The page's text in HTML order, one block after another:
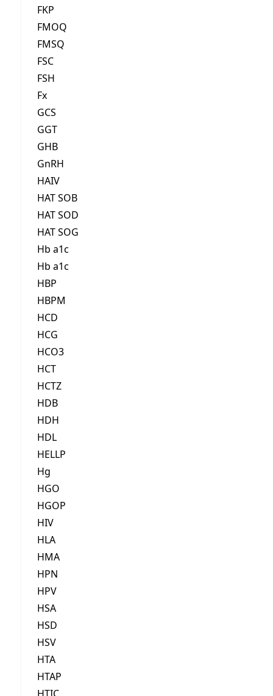
FKP
FMOQ
FMSQ
FSC
FSH
Fx
GCS
GGT
GHB
GnRH
HAIV
HAT SOB
HAT SOD
HAT SOG
Hb a1c
Hb a1c
HBP
HBPM
HCD
HCG
HCO3
HCT
HCTZ
HDB
HDH
HDL
HELLP
Hg
HGO
HGOP
HIV
HLA
HMA
HPN
HPV
HSA
HSD
HSV
HTA
HTAP